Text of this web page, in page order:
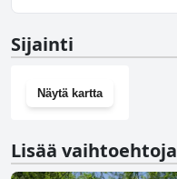
kuntosali.
Sijainti
Näytä kartta
Lisää vaihtoehtoja